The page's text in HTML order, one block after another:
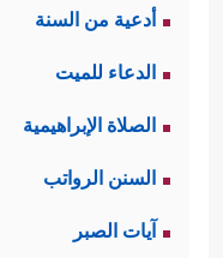
أدعية من السنة
الدعاء للميت
الصلاة الإبراهيمية
السنن الرواتب
آيات الصبر